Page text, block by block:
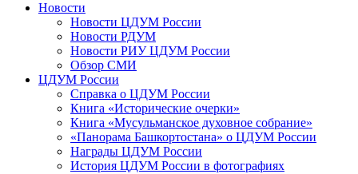
Новости
Новости ЦДУМ России
Новости РДУМ
Новости РИУ ЦДУМ России
Обзор СМИ
ЦДУМ России
Справка о ЦДУМ России
Книга «Исторические очерки»
Книга «Мусульманское духовное собрание»
«Панорама Башкортостана» о ЦДУМ России
Награды ЦДУМ России
История ЦДУМ России в фотографиях